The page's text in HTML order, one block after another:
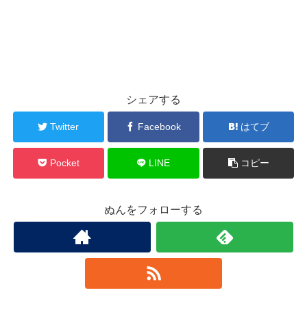
シェアする
Twitter Facebook はてブ
Pocket LINE コピー
ぬんをフォローする